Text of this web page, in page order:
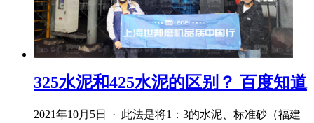
325水泥和425水泥的区别？ 百度知道
2021年10月5日 · 此法是将1：3的水泥、标准砂（福建